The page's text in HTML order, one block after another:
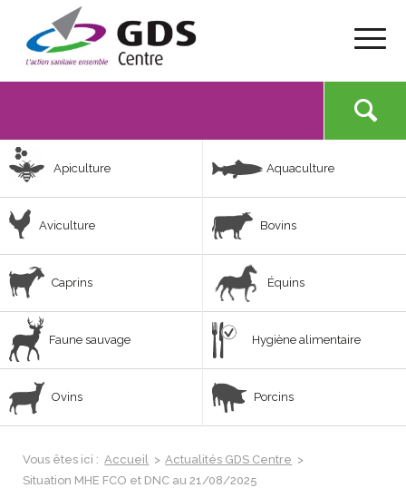
Apiculture Aquaculture
Aviculture Bovins
Caprins Équins
Faune sauvage Hygiène alimentaire
Ovins Porcins
Vous êtes ici : Accueil > Actualités GDS Centre >
Situation MHE FCO et DNC au 21/08/2025